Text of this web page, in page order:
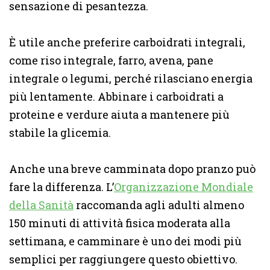
sensazione di pesantezza.
È utile anche preferire carboidrati integrali,
come riso integrale, farro, avena, pane
integrale o legumi, perché rilasciano energia
più lentamente. Abbinare i carboidrati a
proteine e verdure aiuta a mantenere più
stabile la glicemia.
Anche una breve camminata dopo pranzo può
fare la differenza. L’Organizzazione Mondiale
della Sanità raccomanda agli adulti almeno
150 minuti di attività fisica moderata alla
settimana, e camminare è uno dei modi più
semplici per raggiungere questo obiettivo.